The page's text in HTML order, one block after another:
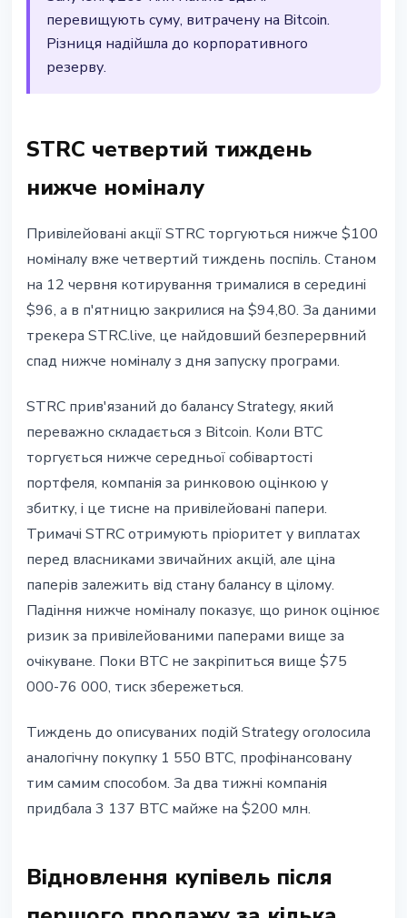
перевищують суму, витрачену на Bitcoin.
Різниця надійшла до корпоративного
резерву.
STRC четвертий тиждень
нижче номіналу
Привілейовані акції STRC торгуються нижче $100
номіналу вже четвертий тиждень поспіль. Станом
на 12 червня котирування трималися в середині
$96, а в п'ятницю закрилися на $94,80. За даними
трекера STRC.live, це найдовший безперервний
спад нижче номіналу з дня запуску програми.
STRC прив'язаний до балансу Strategy, який
переважно складається з Bitcoin. Коли BTC
торгується нижче середньої собівартості
портфеля, компанія за ринковою оцінкою у
збитку, і це тисне на привілейовані папери.
Тримачі STRC отримують пріоритет у виплатах
перед власниками звичайних акцій, але ціна
паперів залежить від стану балансу в цілому.
Падіння нижче номіналу показує, що ринок оцінює
ризик за привілейованими паперами вище за
очікуване. Поки BTC не закріпиться вище $75
000-76 000, тиск збережеться.
Тиждень до описуваних подій Strategy оголосила
аналогічну покупку 1 550 BTC, профінансовану
тим самим способом. За два тижні компанія
придбала 3 137 BTC майже на $200 млн.
Відновлення купівель після